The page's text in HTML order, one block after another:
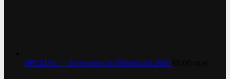
SPEZIAL — Investoren im Mittelstand 2026